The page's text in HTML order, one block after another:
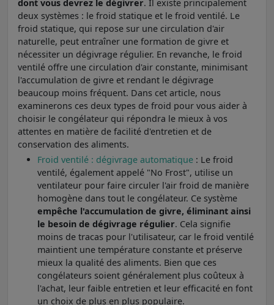
dont vous devrez le dégivrer. Il existe principalement
deux systèmes : le froid statique et le froid ventilé. Le
froid statique, qui repose sur une circulation d'air
naturelle, peut entraîner une formation de givre et
nécessiter un dégivrage régulier. En revanche, le froid
ventilé offre une circulation d'air constante, minimisant
l'accumulation de givre et rendant le dégivrage
beaucoup moins fréquent. Dans cet article, nous
examinerons ces deux types de froid pour vous aider à
choisir le congélateur qui répondra le mieux à vos
attentes en matière de facilité d'entretien et de
conservation des aliments.
Froid ventilé : dégivrage automatique : Le froid
ventilé, également appelé "No Frost", utilise un
ventilateur pour faire circuler l'air froid de manière
homogène dans tout le congélateur. Ce système
empêche l'accumulation de givre, éliminant ainsi
le besoin de dégivrage régulier. Cela signifie
moins de tracas pour l'utilisateur, car le froid ventilé
maintient une température constante et préserve
mieux la qualité des aliments. Bien que ces
congélateurs soient généralement plus coûteux à
l'achat, leur faible entretien et leur efficacité en font
un choix de plus en plus populaire.